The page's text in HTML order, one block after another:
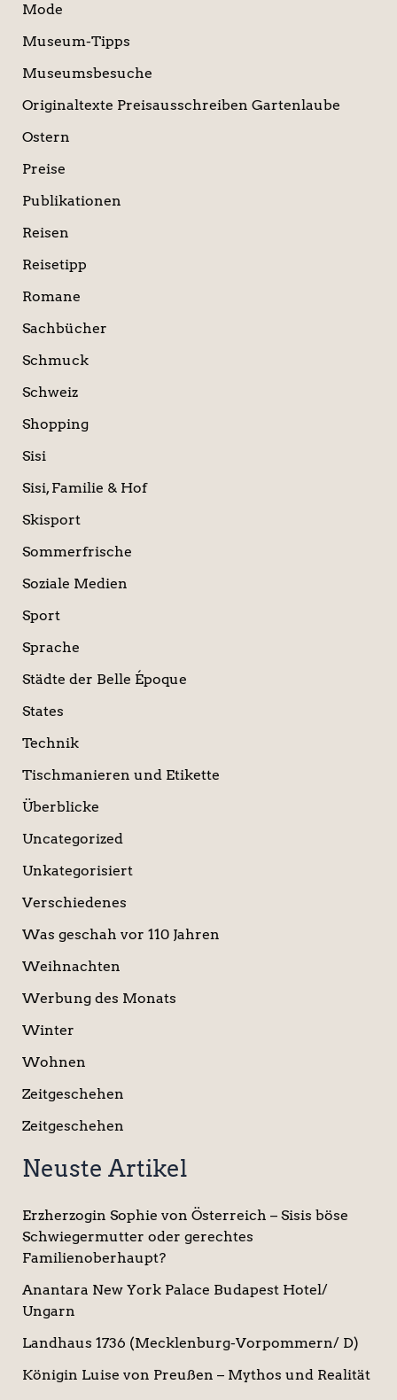
Mode
Museum-Tipps
Museumsbesuche
Originaltexte Preisausschreiben Gartenlaube
Ostern
Preise
Publikationen
Reisen
Reisetipp
Romane
Sachbücher
Schmuck
Schweiz
Shopping
Sisi
Sisi, Familie & Hof
Skisport
Sommerfrische
Soziale Medien
Sport
Sprache
Städte der Belle Époque
States
Technik
Tischmanieren und Etikette
Überblicke
Uncategorized
Unkategorisiert
Verschiedenes
Was geschah vor 110 Jahren
Weihnachten
Werbung des Monats
Winter
Wohnen
Zeitgeschehen
Zeitgeschehen
Neuste Artikel
Erzherzogin Sophie von Österreich – Sisis böse
Schwiegermutter oder gerechtes
Familienoberhaupt?
Anantara New York Palace Budapest Hotel/
Ungarn
Landhaus 1736 (Mecklenburg-Vorpommern/ D)
Königin Luise von Preußen – Mythos und Realität